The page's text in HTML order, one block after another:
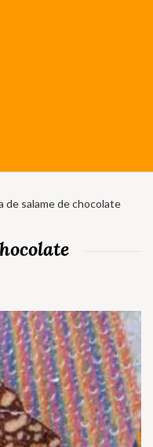
de salame de chocolate